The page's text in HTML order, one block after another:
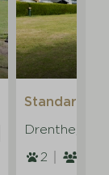
Standard-
Drenthe,
2